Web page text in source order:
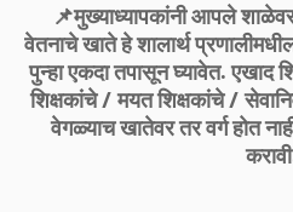
📌मुख्याध्यापकांनी आपले
वेतनाचे खाते हे शालार्थ
पुन्हा एकदा तपासून घ्यावेत. एखाद
शिक्षकांचे / मयत शिक्षकांचे /
वेगळ्याच खातेवर तर वर्ग होत